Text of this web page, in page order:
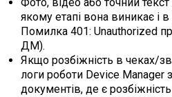
якому етапі вона виникає і
Помилка 401: Unauthorized
ДМ).
Якщо розбіжність в чеках/
логи роботи Device Manager
документів, де є розбіжність